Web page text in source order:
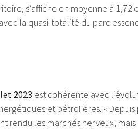
s’affiche en moyenne à
la quasi-totalité du parc
2023 est cohérente avec
et pétrolières. «
les marchés nerveux, mais il